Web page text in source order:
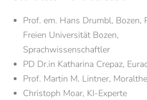
Forschung
Prof. em. Hans Drumbl, Bozen,
Freien Universität Bozen,
Sprachwissenschaftler
PD Dr.in Katharina Crepaz,
Prof. Martin M. Lintner,
Christoph Moar, KI-Experte